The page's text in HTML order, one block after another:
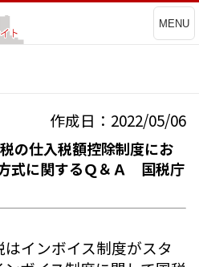
MENU
作成日：2022/05/06
の仕入税額控除制度にお
式に関するＱ＆Ａ 国税庁
インボイス制度がスタ